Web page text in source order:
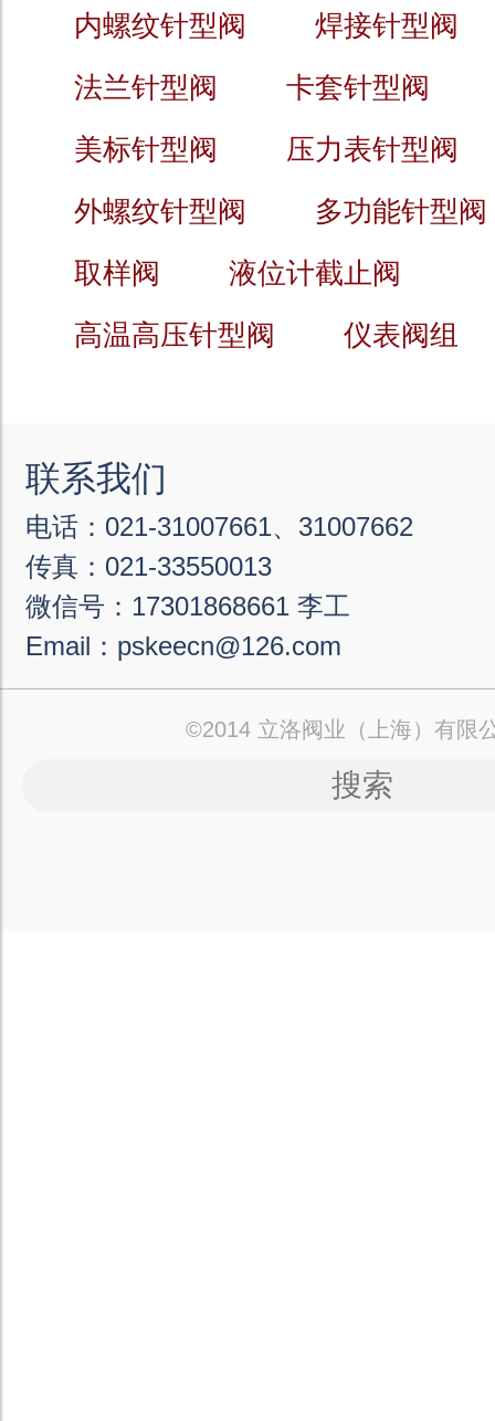
内螺纹针型阀
焊接针型阀
法兰针型阀
卡套针型阀
美标针型阀
压力表针型阀
外螺纹针型阀
多功能针型阀
取样阀
液位计截止阀
高温高压针型阀
仪表阀组
联系我们
电话：021-31007661、31007662
传真：021-33550013
微信号：17301868661 李工
Email：pskeecn@126.com
©2014 立洛阀业（上海）有限